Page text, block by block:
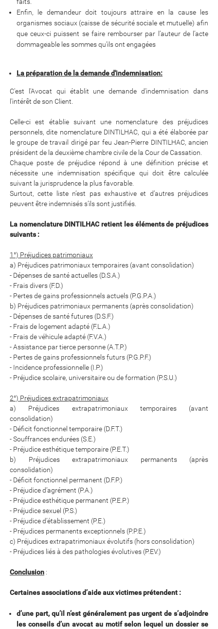
Enfin, le demandeur doit toujours attraire en la cause les
organismes sociaux (caisse de sécurité sociale et mutuelle) afin
que ceux-ci puissent se faire rembourser par l’auteur de l’acte
dommageable les sommes qu’ils ont engagées
La préparation de la demande d'indemnisation:
C'est l'Avocat qui établit une demande d'indemnisation dans
l'intérêt de son Client.
Celle-ci est établie suivant une nomenclature des préjudices
personnels, dite nomenclature DINTILHAC, qui a été élaborée par
le groupe de travail dirigé par feu Jean-Pierre DINTILHAC, ancien
président de la deuxième chambre civile de la Cour de Cassation.
Chaque poste de préjudice répond à une définition précise et
nécessite une indemnisation spécifique qui doit être calculée
suivant la jurisprudence la plus favorable.
Surtout, cette liste n’est pas exhaustive et d’autres préjudices
peuvent être indemnisés s’ils sont justifiés.
La nomenclature DINTILHAC retient les éléments de préjudices
suivants :
1°) Préjudices patrimoniaux
a) Préjudices patrimoniaux temporaires (avant consolidation)
- Dépenses de santé actuelles (D.S.A.)
- Frais divers (F.D.)
- Pertes de gains professionnels actuels (P.G.P.A.)
b) Préjudices patrimoniaux permanents (après consolidation)
- Dépenses de santé futures (D.S.F.)
- Frais de logement adapté (F.L.A.)
- Frais de véhicule adapté (F.V.A.)
- Assistance par tierce personne (A.T.P.)
- Pertes de gains professionnels futurs (P.G.P.F.)
- Incidence professionnelle (I.P.)
- Préjudice scolaire, universitaire ou de formation (P.S.U.)
2°) Préjudices extrapatrimoniaux
a) Préjudices extrapatrimoniaux temporaires (avant
consolidation)
- Déficit fonctionnel temporaire (D.F.T.)
- Souffrances endurées (S.E.)
- Préjudice esthétique temporaire (P.E.T.)
b) Préjudices extrapatrimoniaux permanents (après
consolidation)
- Déficit fonctionnel permanent (D.F.P.)
- Préjudice d’agrément (P.A.)
- Préjudice esthétique permanent (P.E.P.)
- Préjudice sexuel (P.S.)
- Préjudice d’établissement (P.E.)
- Préjudices permanents exceptionnels (P.P.E.)
c) Préjudices extrapatrimoniaux évolutifs (hors consolidation)
- Préjudices liés à des pathologies évolutives (P.EV.)
Conclusion :
Certaines associations d’aide aux victimes prétendent :
d’une part, qu’il n’est généralement pas urgent de s’adjoindre
les conseils d’un avocat au motif selon lequel un dossier se